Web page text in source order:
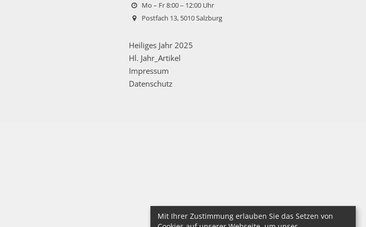
Mo – Fr 8:00 – 12:00 Uhr
Postfach 13, 5010 Salzburg
Heiliges Jahr 2025
Hl. Jahr_Artikel
Impressum
Datenschutz
Mit Ihrer Zustimmung erlauben Sie das Setzen von